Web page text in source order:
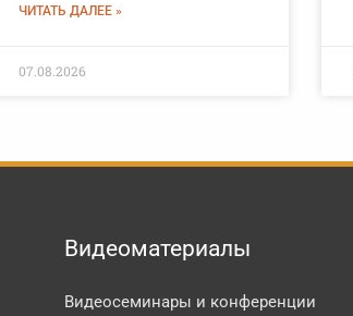
ЧИТАТЬ ДАЛЕЕ »
07.08.2026
Видеоматериалы
Видеосеминары и конференции